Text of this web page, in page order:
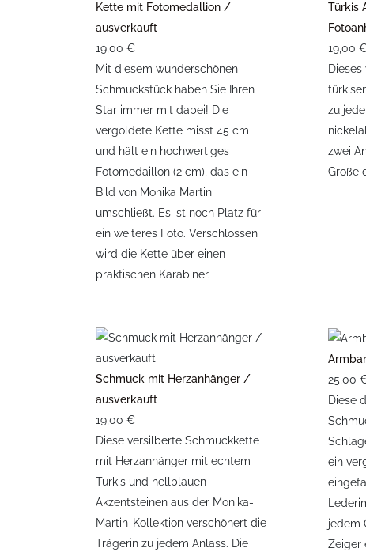
Kette mit Fotomedallion /
ausverkauft
19,00 €
Mit diesem wunderschönen
Schmuckstück haben Sie Ihren
Star immer mit dabei! Die
vergoldete Kette misst 45 cm
und hält ein hochwertiges
Fotomedaillon (2 cm), das ein
Bild von Monika Martin
umschließt. Es ist noch Platz für
ein weiteres Foto. Verschlossen
wird die Kette über einen
praktischen Karabiner.
Türkis
19,00
zu
zwei
Größe
Schmuck mit Herzanhänger /
ausverkauft
19,00 €
Diese versilberte Schmuckkette
mit Herzanhänger mit echtem
Türkis und hellblauen
Akzentsteinen aus der Monika-
Martin-Kollektion verschönert die
Trägerin zu jedem Anlass. Die
25,00
Diese
ein
jedem
Zeiger